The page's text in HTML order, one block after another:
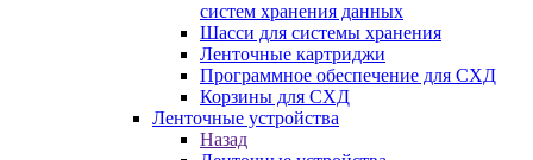
систем хранения данных
Шасси для системы хранения
Ленточные картриджи
Программное обеспечение для СХД
Корзины для СХД
Ленточные устройства
Назад